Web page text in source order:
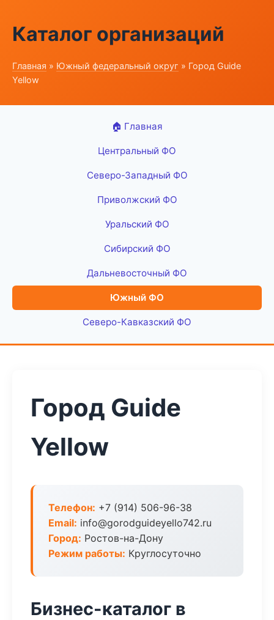
Каталог организаций
Главная » Южный федеральный округ » Город Guide
Yellow
🏠 Главная
Центральный ФО
Северо-Западный ФО
Приволжский ФО
Уральский ФО
Сибирский ФО
Дальневосточный ФО
Южный ФО
Северо-Кавказский ФО
Город Guide
Yellow
Телефон: +7 (914) 506-96-38
Email: info@gorodguideyello742.ru
Город: Ростов-на-Дону
Режим работы: Круглосуточно
Бизнес-каталог в